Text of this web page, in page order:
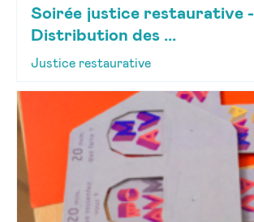
Soirée justice restaurative -
Distribution des ...
Justice restaurative